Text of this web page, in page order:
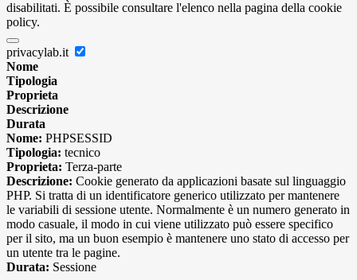
disabilitati. È possibile consultare l'elenco nella pagina della cookie
policy.
privacylab.it
Nome
Tipologia
Proprieta
Descrizione
Durata
Nome: PHPSESSID
Tipologia: tecnico
Proprieta: Terza-parte
Descrizione: Cookie generato da applicazioni basate sul linguaggio
PHP. Si tratta di un identificatore generico utilizzato per mantenere
le variabili di sessione utente. Normalmente è un numero generato in
modo casuale, il modo in cui viene utilizzato può essere specifico
per il sito, ma un buon esempio è mantenere uno stato di accesso per
un utente tra le pagine.
Durata: Sessione